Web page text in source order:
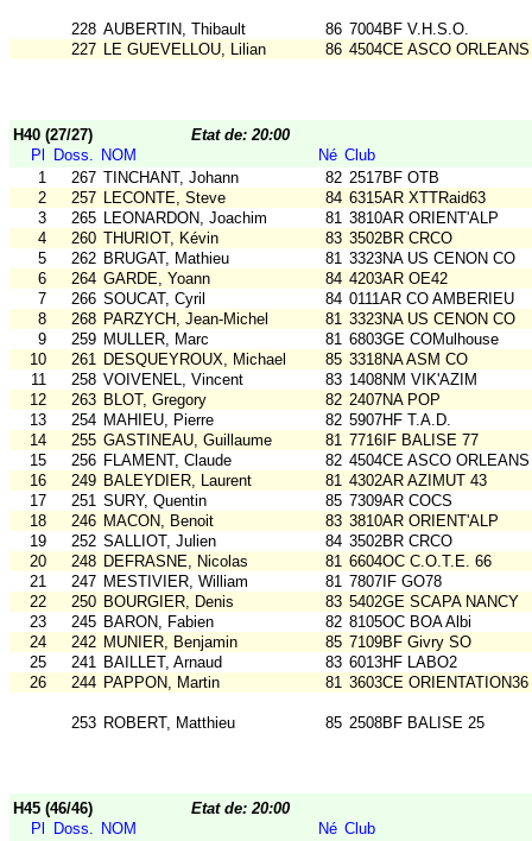
228 AUBERTIN, Thibault 86 7004BF V.H.S.O.
227 LE GUEVELLOU, Lilian 86 4504CE ASCO ORLEANS
H40 (27/27)
Etat de: 20:00
Pl
Doss. NOM Né Club
1
267 TINCHANT, Johann 82 2517BF OTB
2
257 LECONTE, Steve 84 6315AR XTTRaid63
3
265 LEONARDON, Joachim 81 3810AR ORIENT'ALP
4
260 THURIOT, Kévin 83 3502BR CRCO
5
262 BRUGAT, Mathieu 81 3323NA US CENON CO
6
264 GARDE, Yoann 84 4203AR OE42
7
266 SOUCAT, Cyril 84 0111AR CO AMBERIEU
8
268 PARZYCH, Jean-Michel 81 3323NA US CENON CO
9
259 MULLER, Marc 81 6803GE COMulhouse
10
261 DESQUEYROUX, Michael 85 3318NA ASM CO
11
258 VOIVENEL, Vincent 83 1408NM VIK'AZIM
12
263 BLOT, Gregory 82 2407NA POP
13
254 MAHIEU, Pierre 82 5907HF T.A.D.
14
255 GASTINEAU, Guillaume 81 7716IF BALISE 77
15
256 FLAMENT, Claude 82 4504CE ASCO ORLEANS
16
249 BALEYDIER, Laurent 81 4302AR AZIMUT 43
17
251 SURY, Quentin 85 7309AR COCS
18
246 MACON, Benoit 83 3810AR ORIENT'ALP
19
252 SALLIOT, Julien 84 3502BR CRCO
20
248 DEFRASNE, Nicolas 81 6604OC C.O.T.E. 66
21
247 MESTIVIER, William 81 7807IF GO78
22
250 BOURGIER, Denis 83 5402GE SCAPA NANCY
23
245 BARON, Fabien 82 8105OC BOA Albi
24
242 MUNIER, Benjamin 85 7109BF Givry SO
25
241 BAILLET, Arnaud 83 6013HF LABO2
26
244 PAPPON, Martin 81 3603CE ORIENTATION36
253 ROBERT, Matthieu 85 2508BF BALISE 25
H45 (46/46)
Etat de: 20:00
Pl
Doss. NOM Né Club